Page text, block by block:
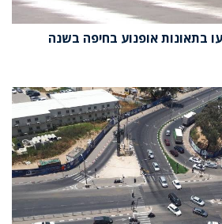
בתאונות אופנוע בחיפה בשנה